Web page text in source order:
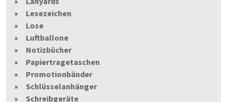
Lesezeichen
Lose
Luftballone
Notizbücher
Papiertragetaschen
Promotionbänder
Schlüsselanhänger
Schreibgeräte